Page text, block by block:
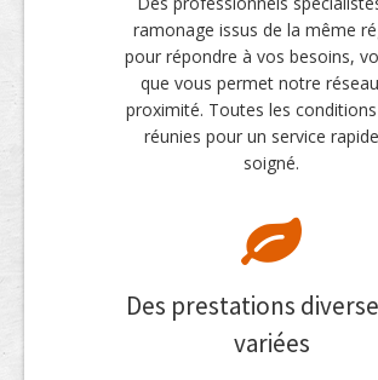
ramonage issus de la même
pour répondre à vos besoins,
que vous permet notre
proximité. Toutes les
réunies pour un service
soigné.
Des prestations
variées